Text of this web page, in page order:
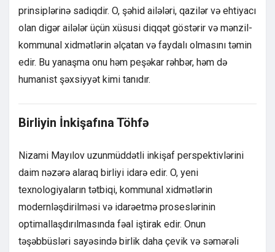
prinsiplərinə sadiqdir. O, şəhid ailələri, qazilər və ehtiyacı
olan digər ailələr üçün xüsusi diqqət göstərir və mənzil-
kommunal xidmətlərin əlçatan və faydalı olmasını təmin
edir. Bu yanaşma onu həm peşəkar rəhbər, həm də
humanist şəxsiyyət kimi tanıdır.
Birliyin İnkişafına Töhfə
Nizami Mayılov uzunmüddətli inkişaf perspektivlərini
daim nəzərə alaraq birliyi idarə edir. O, yeni
texnologiyaların tətbiqi, kommunal xidmətlərin
modernləşdirilməsi və idarəetmə proseslərinin
optimallaşdırılmasında fəal iştirak edir. Onun
təşəbbüsləri sayəsində birlik daha çevik və səmərəli